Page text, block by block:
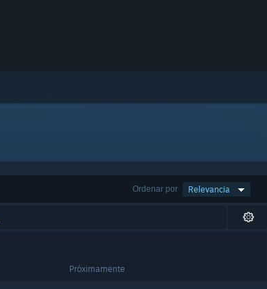
Ordenar por Relevancia
Próximamente